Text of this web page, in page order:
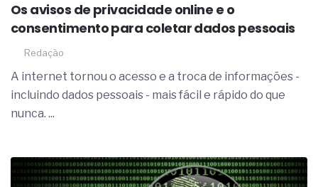
Os avisos de privacidade online e o
consentimento para coletar dados pessoais
Redação
A internet tornou o acesso e a troca de informações -
incluindo dados pessoais - mais fácil e rápido do que
nunca. ...